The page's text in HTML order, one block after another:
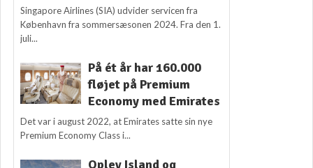
Singapore Airlines (SIA) udvider servicen fra
København fra sommersæsonen 2024. Fra den 1.
juli...
På ét år har 160.000
fløjet på Premium
Economy med Emirates
Det var i august 2022, at Emirates satte sin nye
Premium Economy Class i...
Oplev Island og